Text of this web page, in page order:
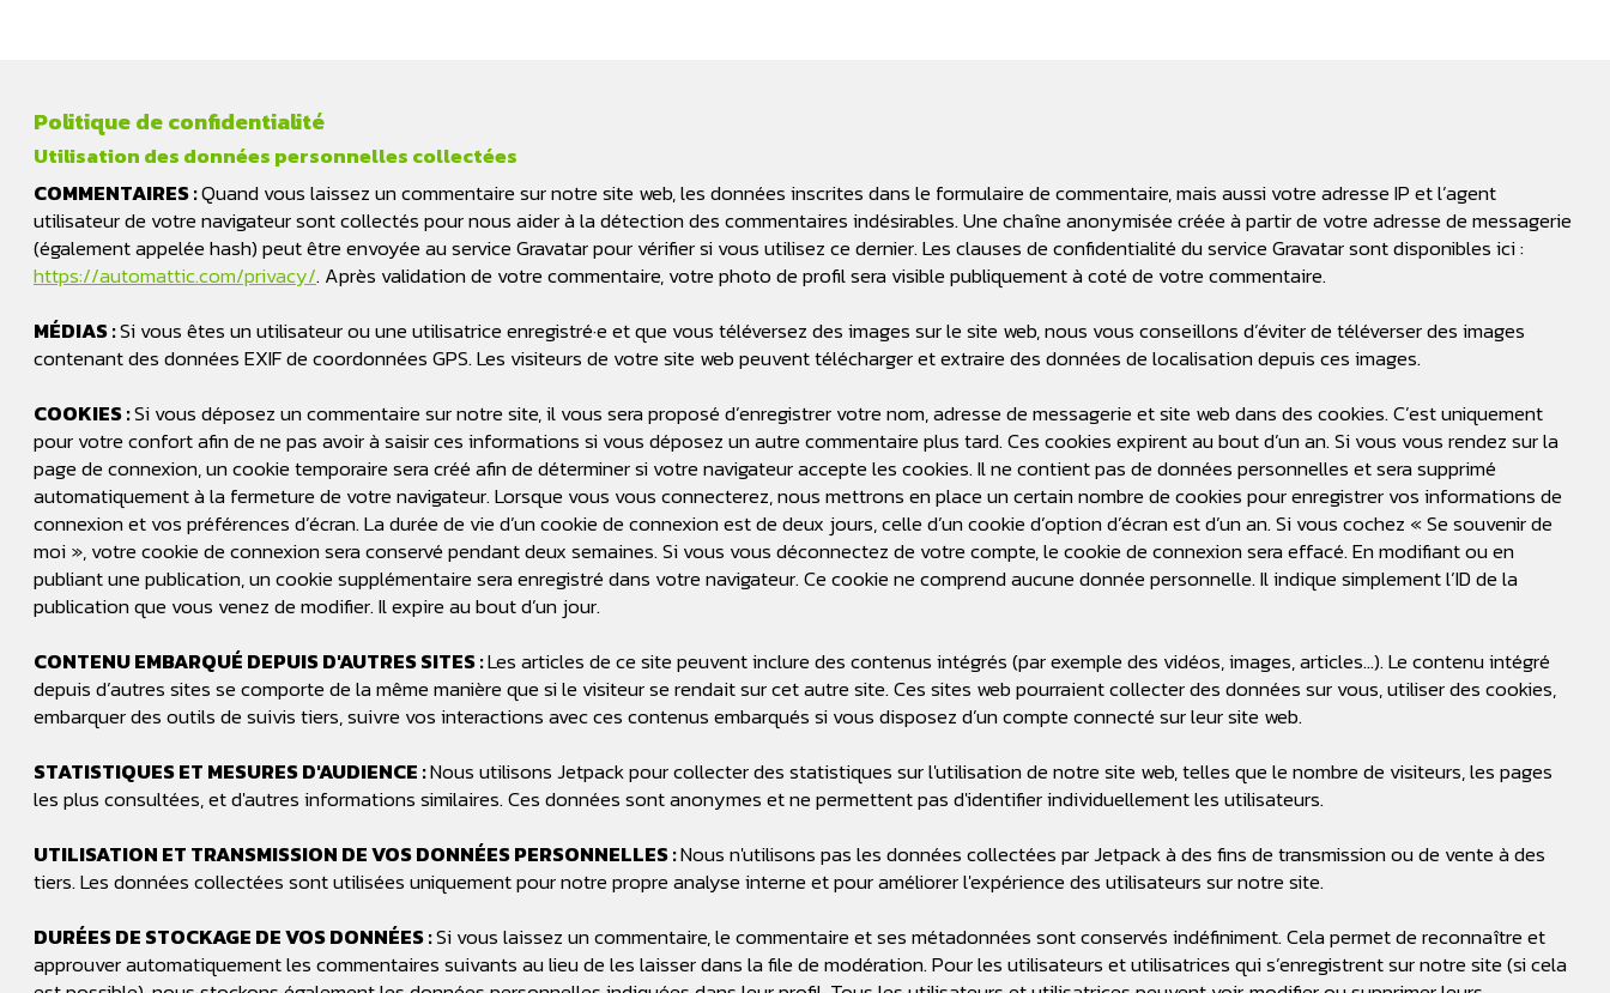
Politique de confidentialité
Utilisation des données personnelles collectées
COMMENTAIRES :Quand vous laissez un commentaire sur notre site web, les données inscrites dans le formulaire de commentaire, mais aussi votre adresse IP et l’agent
utilisateur de votre navigateur sont collectés pour nous aider à la détection des commentaires indésirables. Une chaîne anonymisée créée à partir de votre adresse de messagerie
(également appelée hash) peut être envoyée au service Gravatar pour vérifier si vous utilisez ce dernier. Les clauses de confidentialité du service Gravatar sont disponibles ici :
https://automattic.com/privacy/. Après validation de votre commentaire, votre photo de profil sera visible publiquement à coté de votre commentaire.
MÉDIAS :Si vous êtes un utilisateur ou une utilisatrice enregistré·e et que vous téléversez des images sur le site web, nous vous conseillons d’éviter de téléverser des images
contenant des données EXIF de coordonnées GPS. Les visiteurs de votre site web peuvent télécharger et extraire des données de localisation depuis ces images.
COOKIES :Si vous déposez un commentaire sur notre site, il vous sera proposé d’enregistrer votre nom, adresse de messagerie et site web dans des cookies. C’est uniquement
pour votre confort afin de ne pas avoir à saisir ces informations si vous déposez un autre commentaire plus tard. Ces cookies expirent au bout d’un an. Si vous vous rendez sur la
page de connexion, un cookie temporaire sera créé afin de déterminer si votre navigateur accepte les cookies. Il ne contient pas de données personnelles et sera supprimé
automatiquement à la fermeture de votre navigateur. Lorsque vous vous connecterez, nous mettrons en place un certain nombre de cookies pour enregistrer vos informations de
connexion et vos préférences d’écran. La durée de vie d’un cookie de connexion est de deux jours, celle d’un cookie d’option d’écran est d’un an. Si vous cochez « Se souvenir de
moi », votre cookie de connexion sera conservé pendant deux semaines. Si vous vous déconnectez de votre compte, le cookie de connexion sera effacé. En modifiant ou en
publiant une publication, un cookie supplémentaire sera enregistré dans votre navigateur. Ce cookie ne comprend aucune donnée personnelle. Il indique simplement l’ID de la
publication que vous venez de modifier. Il expire au bout d’un jour.
CONTENU EMBARQUÉ DEPUIS D'AUTRES SITES :Les articles de ce site peuvent inclure des contenus intégrés (par exemple des vidéos, images, articles…). Le contenu intégré
depuis d’autres sites se comporte de la même manière que si le visiteur se rendait sur cet autre site. Ces sites web pourraient collecter des données sur vous, utiliser des cookies,
embarquer des outils de suivis tiers, suivre vos interactions avec ces contenus embarqués si vous disposez d’un compte connecté sur leur site web.
STATISTIQUES ET MESURES D'AUDIENCE :Nous utilisons Jetpack pour collecter des statistiques sur l'utilisation de notre site web, telles que le nombre de visiteurs, les pages
les plus consultées, et d'autres informations similaires. Ces données sont anonymes et ne permettent pas d'identifier individuellement les utilisateurs.
UTILISATION ET TRANSMISSION DE VOS DONNÉES PERSONNELLES :Nous n'utilisons pas les données collectées par Jetpack à des fins de transmission ou de vente à des
tiers. Les données collectées sont utilisées uniquement pour notre propre analyse interne et pour améliorer l'expérience des utilisateurs sur notre site.
DURÉES DE STOCKAGE DE VOS DONNÉES :Si vous laissez un commentaire, le commentaire et ses métadonnées sont conservés indéfiniment. Cela permet de reconnaître et
approuver automatiquement les commentaires suivants au lieu de les laisser dans la file de modération. Pour les utilisateurs et utilisatrices qui s’enregistrent sur notre site (si cela